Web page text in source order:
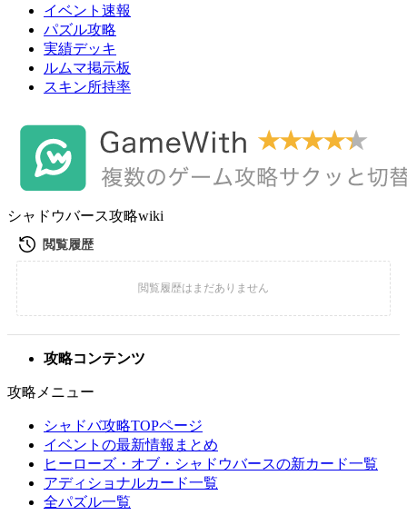
イベント速報
パズル攻略
実績デッキ
ルムマ掲示板
スキン所持率
シャドウバース攻略wiki
攻略コンテンツ
攻略メニュー
シャドバ攻略TOPページ
イベントの最新情報まとめ
ヒーローズ・オブ・シャドウバースの新カード一覧
アディショナルカード一覧
全パズル一覧